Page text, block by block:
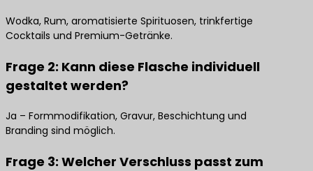
Wodka, Rum, aromatisierte Spirituosen, trinkfertige
Cocktails und Premium-Getränke.
Frage 2: Kann diese Flasche individuell
gestaltet werden?
Ja – Formmodifikation, Gravur, Beschichtung und
Branding sind möglich.
Frage 3: Welcher Verschluss passt zum